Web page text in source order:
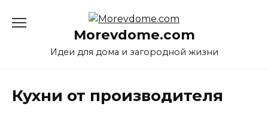
Morevdome.com
Идеи для дома и загородной жизни
Кухни от производителя